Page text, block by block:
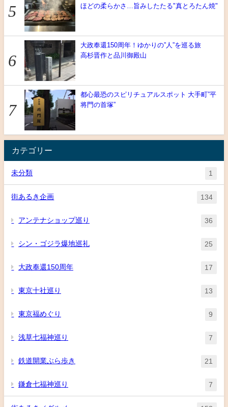
ほどの柔らかさ…旨みしたたる"真とろたん焼"
大政奉還150周年！ゆかりの”人”を巡る旅
高杉晋作と品川御殿山
都心最恐のスピリチュアルスポット 大手町”平
将門の首塚”
カテゴリー
未分類 1
街あるき企画 134
アンテナショップ巡り 36
シン・ゴジラ爆地巡礼 25
大政奉還150周年 17
東京十社巡り 13
東京福めぐり 9
浅草七福神巡り 7
鉄道開業ぶら歩き 21
鎌倉七福神巡り 7